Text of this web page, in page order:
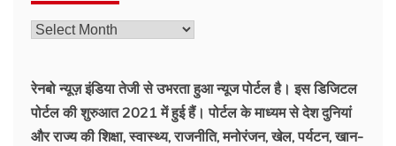
पहले
रेनबो न्यूज़ इंडिया तेजी से उभरता हुआ न्‍यूज पोर्टल है। इस डिजिटल
पोर्टल की शुरुआत 2021 में हुई हैं। पोर्टल के माध्यम से देश दुनियां
और राज्य की शिक्षा, स्वास्थ्य, राजनीति, मनोरंजन, खेल, पर्यटन, खान-